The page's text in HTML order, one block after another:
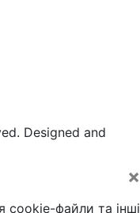
Designed and
×
cookie-файли та інші